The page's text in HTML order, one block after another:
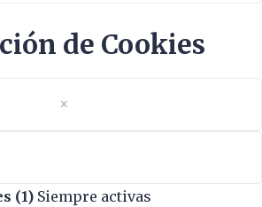
de Cookies
×
(1) Siempre activas